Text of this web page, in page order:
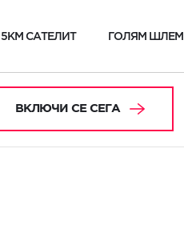
5KM САТЕЛИТ ГОЛЯМ ШЛЕМ
ВКЛЮЧИ СЕ СЕГА